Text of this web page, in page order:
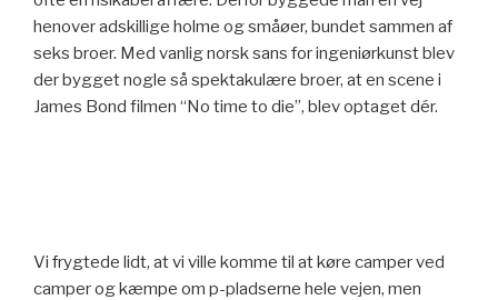
henover adskillige holme og småøer, bundet sammen af
seks broer. Med vanlig norsk sans for ingeniørkunst blev
der bygget nogle så spektakulære broer, at en scene i
James Bond filmen “No time to die”, blev optaget dér.
Vi frygtede lidt, at vi ville komme til at køre camper ved
camper og kæmpe om p-pladserne hele vejen, men